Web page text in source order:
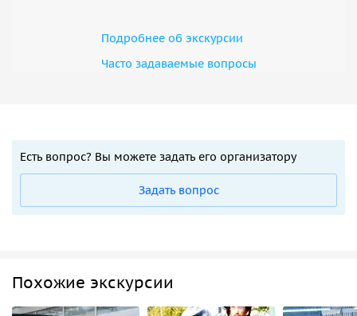
Подробнее об экскурсии
Часто задаваемые вопросы
Есть вопрос? Вы можете задать его организатору
Задать вопрос
Похожие экскурсии